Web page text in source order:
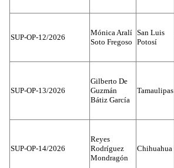
SUP-OP-12/2026
Mónica Aralí
Soto Fregoso
San Luis
Potosí
SUP-OP-13/2026
Gilberto De
Guzmán
Bátiz García
Tamaulipas
SUP-OP-14/2026
Reyes
Rodríguez
Mondragón
Chihuahua